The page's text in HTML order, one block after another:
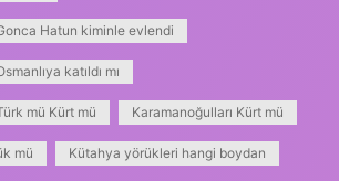
Hatun kiminle evlendi
katıldı mı
mü Kürt mü Karamanoğulları Kürt mü
mü Kütahya yörükleri hangi boydan